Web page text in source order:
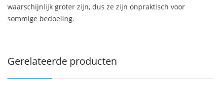
waarschijnlijk groter zijn, dus ze zijn onpraktisch voor
sommige bedoeling.
Gerelateerde producten